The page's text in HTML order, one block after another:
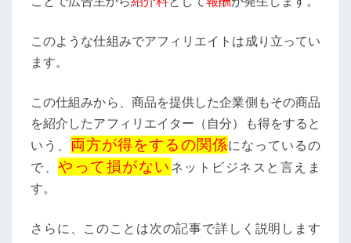
このような仕組みでアフィリエイトは成り立ってい
ます。
この仕組みから、商品を提供した企業側もその商品
を紹介したアフィリエイター（自分）も得をすると
いう、 両方が得をするの関係になっているの
で、やって損がない ネットビジネスと言えま
す。
さらに、このことは次の記事で詳しく説明します